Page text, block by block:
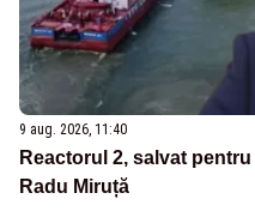
9 aug. 2026, 11:40
Reactorul 2, salvat
Radu Miruță